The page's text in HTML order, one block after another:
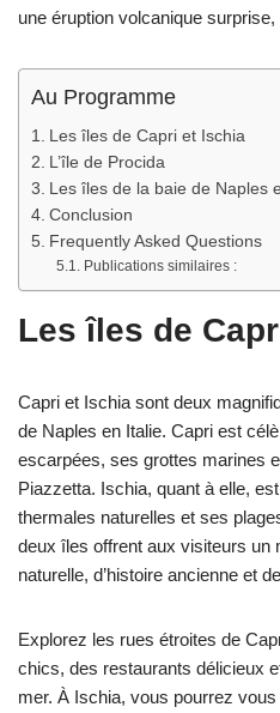
une éruption volcanique surprise,
Au Programme
Les îles de Capri et Ischia
L’île de Procida
Les îles de la baie de Naples
Conclusion
Frequently Asked Questions
Publications similaires :
Les îles de
Capri et Ischia sont deux
de Naples en Italie. Capri est
escarpées, ses grottes marines
Piazzetta. Ischia, quant à elle,
thermales naturelles et ses
deux îles offrent aux visiteurs un
naturelle, d’histoire ancienne et
Explorez les rues étroites de
chics, des restaurants délicieux
mer. À Ischia, vous pourrez vous